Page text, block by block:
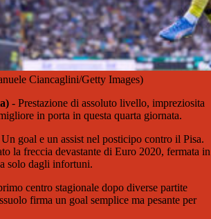
Ciancaglini/Getty Images)
- Prestazione di assoluto livello, impreziosita
in porta in questa quarta giornata.
goal e un assist nel posticipo contro il Pisa.
la freccia devastante di Euro 2020, fermata in
solo dagli infortuni.
centro stagionale dopo diverse partite
firma un goal semplice ma pesante per